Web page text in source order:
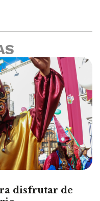
disfrutar de